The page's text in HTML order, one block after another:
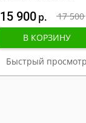
17 500
15 900р
В КОРЗИНУ
Быстрый просмотр